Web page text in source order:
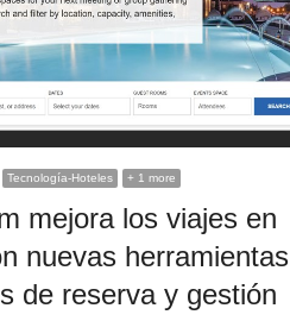
Tecnología-Hoteles + 1 more
mejora los viajes en
nuevas herramientas
de reserva y gestión